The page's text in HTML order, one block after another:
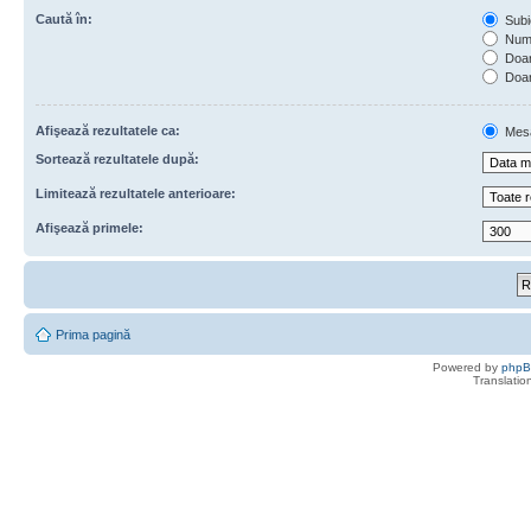
Caută în:
Afişează rezultatele ca:
Sortează rezultatele după:
Limitează rezultatele anterioare:
Afişează primele:
Prima pagină
Powered by